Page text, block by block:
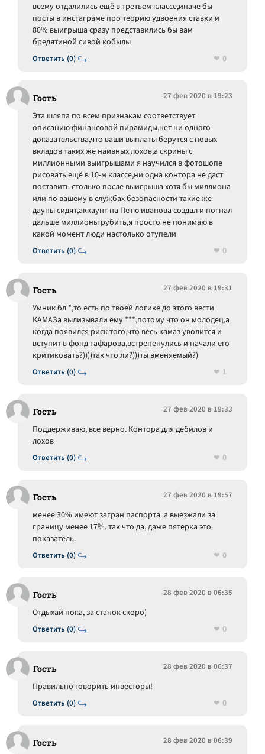
Ответить (0)
всему отдалились ещё в третьем классе,иначе бы
посты в инстаграме про теорию удвоения ставки и
80% выигрыша сразу представились бы вам
бредятиной сивой кобылы
0
Гость 27 фев 2020 в 19:23
Ответить (0)
Эта шляпа по всем признакам соответствует
описанию финансовой пирамиды,нет ни одного
доказательства,что ваши выплаты берутся с новых
вкладов таких же наивных лохов,а скрины с
миллионными выигрышами я научился в фотошопе
рисовать ещё в 10-м классе,ни одна контора не даст
поставить столько после выигрыша хотя бы миллиона
или по вашему в службах безопасности такие же
дауны сидят,аккаунт на Петю иванова создал и погнал
дальше миллионы рубить,я просто не понимаю в
какой момент люди настолько отупели
0
Гость 27 фев 2020 в 19:31
Ответить (0)
Умник бл *,то есть по твоей логике до этого вести
КАМАЗа вылизывали ему ***,потому что он молодец,а
когда появился риск того,что весь камаз уволится и
вступит в фонд гафарова,встрепенулись и начали его
критиковать?))))так что ли?)))ты вменяемый?)
1
Гость 27 фев 2020 в 19:33
Ответить (0)
Поддерживаю, все верно. Контора для дебилов и
лохов
0
Гость 27 фев 2020 в 19:57
Ответить (0)
менее 30% имеют загран паспорта. а выезжали за
границу менее 17%. так что да, даже пятерка это
показатель.
0
Гость 28 фев 2020 в 06:35
Ответить (0)
Отдыхай пока, за станок скоро)
0
Гость 28 фев 2020 в 06:37
Ответить (0)
Правильно говорить инвесторы!
0
Гость 28 фев 2020 в 06:39